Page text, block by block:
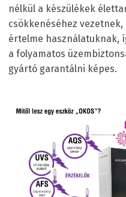
nélkül a készülékek
csökkenéséhez
értelme használatuknak,
a folyamatos
gyártó garantálni képes.